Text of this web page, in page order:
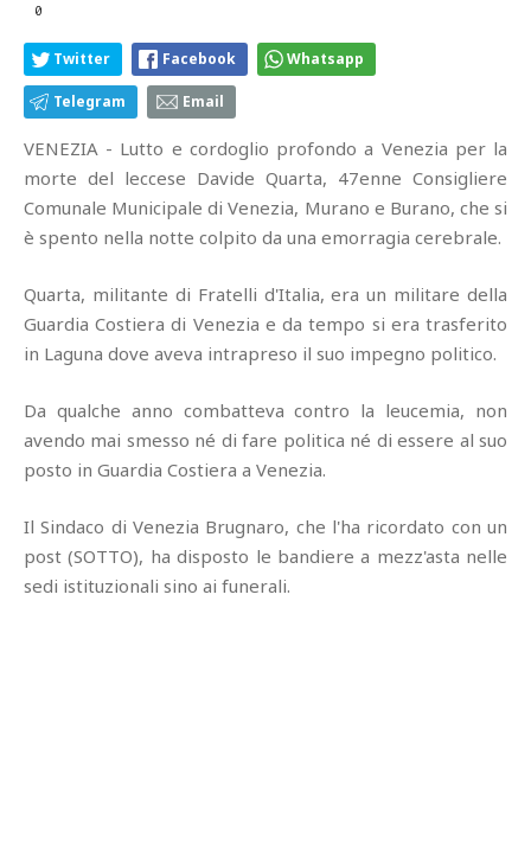
0
Twitter Facebook Whatsapp
Telegram Email
VENEZIA - Lutto e cordoglio profondo a Venezia per la
morte del leccese Davide Quarta, 47enne Consigliere
Comunale Municipale di Venezia, Murano e Burano, che si
è spento nella notte colpito da una emorragia cerebrale.
Quarta, militante di Fratelli d'Italia, era un militare della
Guardia Costiera di Venezia e da tempo si era trasferito
in Laguna dove aveva intrapreso il suo impegno politico.
Da qualche anno combatteva contro la leucemia, non
avendo mai smesso né di fare politica né di essere al suo
posto in Guardia Costiera a Venezia.
Il Sindaco di Venezia Brugnaro, che l'ha ricordato con un
post (SOTTO), ha disposto le bandiere a mezz'asta nelle
sedi istituzionali sino ai funerali.